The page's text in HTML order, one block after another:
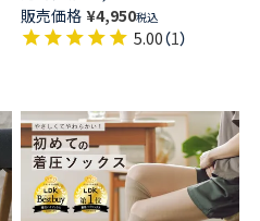
混 ルームソックス 足底滑り止
め付き クルー丈 メンズ 日本製
販売価格 ¥4,950税込
5.00（1）